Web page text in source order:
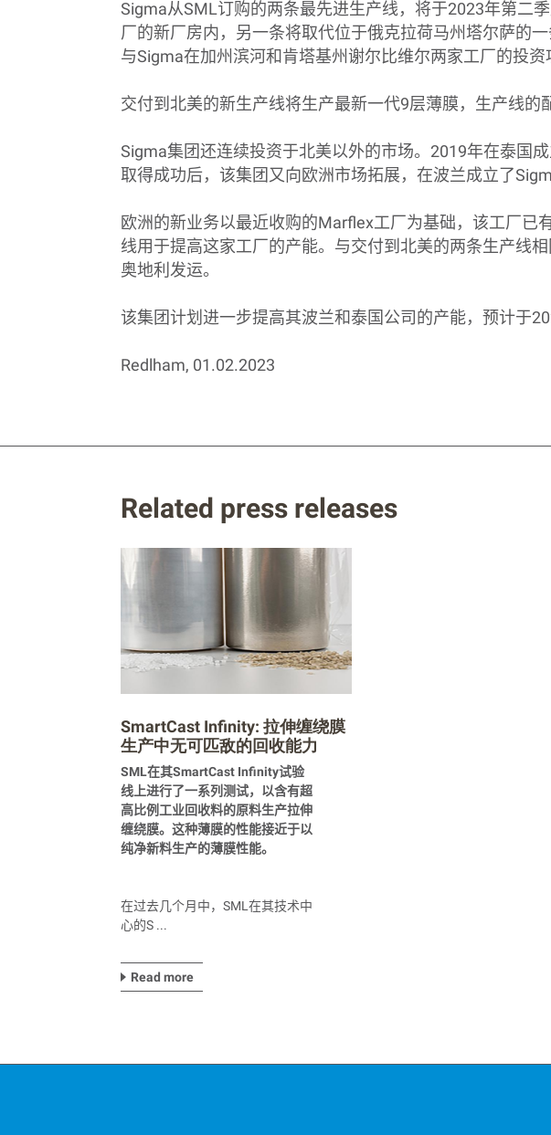
Sigma从SML订购的两条最先进生产线，将于2023年第二
厂的新厂房内，另一条将取代位于俄克拉荷马州塔尔萨的
与Sigma在加州滨河和肯塔基州谢尔比维尔两家工厂的投
交付到北美的新生产线将生产最新一代9层薄膜，生产线的
Sigma集团还连续投资于北美以外的市场。 2019年在泰国
取得成功后，该集团又向欧洲市场拓展，在波兰成立了
欧洲的新业务以最近收购的Marflex工厂为基础，该工厂已
线用于提高这家工厂的产能。与交付到北美的两条生产线
奥地利发运。
该集团计划进一步提高其波兰和泰国公司的产能，预计于
Redlham, 01.02.2023
Related press releases
SmartCast Infinity: 拉伸缠绕膜
生产中无可匹敌的回收能力
SML在其SmartCast Infinity试验
线上进行了一系列测试， 以含有超
高比例工业回收料的原料生产拉伸
缠绕膜。这种薄膜的性能接近于以
纯净新料生产的薄膜性能。
在过去几个月中， SML 在其技术中
心的S ...
Read more